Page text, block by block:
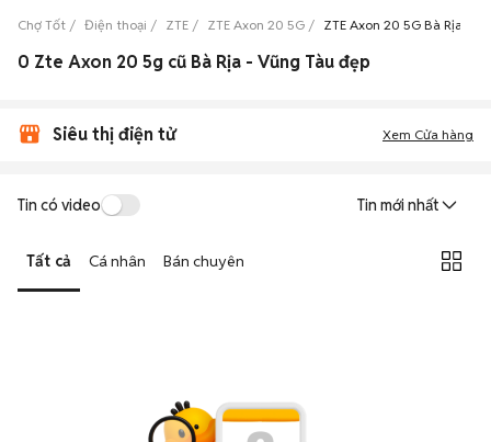
Chợ Tốt Điện thoại ZTE ZTE Axon 20 5G ZTE Axon 20 5G Bà Rịa -
0 Zte Axon 20 5g cũ Bà Rịa - Vũng Tàu đẹp
Siêu thị điện tử Xem Cửa hàng
Tin có video Tin mới nhất
Tất cả Cá nhân Bán chuyên